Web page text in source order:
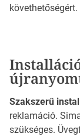
követhetőségért.
Szakszerű
reklamáció.
szükséges.